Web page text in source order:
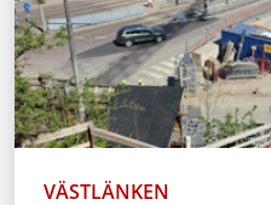
VÄSTLÄNKEN